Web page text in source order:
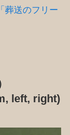
葬送のフリー
left, right)